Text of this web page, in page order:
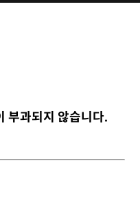
부과되지 않습니다.